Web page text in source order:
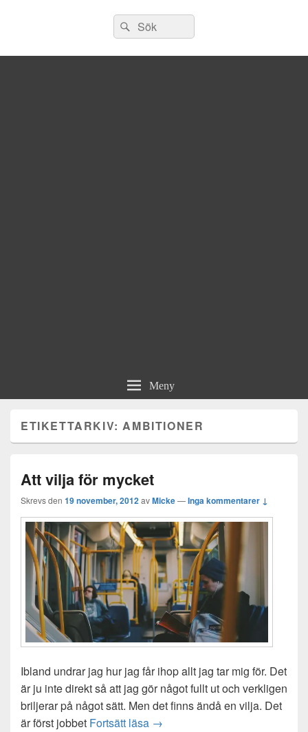
Sök
efter:
Sök
Meny
ETIKETTARKIV:AMBITIONER
Att vilja för mycket
Skrevs den 19 november, 2012avMicke—Inga kommentarer ↓
Ibland undrar jag hur jag får ihop allt jag tar mig för. Det
är ju inte direkt så att jag gör något fullt ut och verkligen
briljerar på något sätt. Men det finns ändå en vilja. Det
är först jobbet Fortsätt läsa Att vilja för mycket
→